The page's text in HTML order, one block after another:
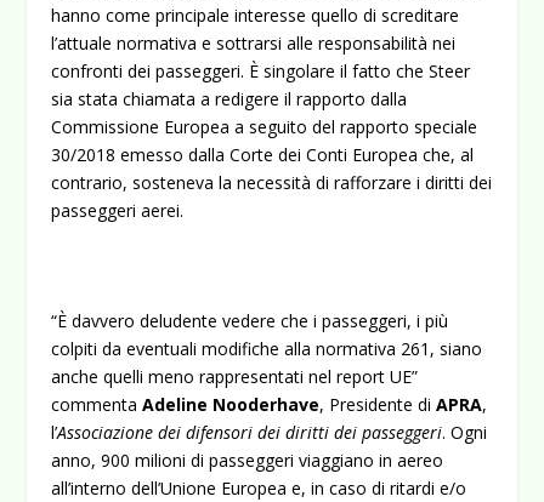
hanno come principale interesse quello di screditare
l’attuale normativa e sottrarsi alle responsabilità nei
confronti dei passeggeri. È singolare il fatto che Steer
sia stata chiamata a redigere il rapporto dalla
Commissione Europea a seguito delrapporto speciale
30/2018 emesso dalla Corte dei Conti Europea che, al
contrario, sosteneva la necessità di rafforzare i diritti dei
passeggeri aerei.
“È davvero deludente vedere che i passeggeri, i più
colpiti da eventuali modifiche alla normativa 261, siano
anche quelli meno rappresentati nel report UE”
commentaAdeline Nooderhave, Presidente diAPRA,
l’Associazione dei difensori dei diritti dei passeggeri. Ogni
anno, 900 milioni di passeggeri viaggiano in aereo
all’interno dell’Unione Europea e, in caso di ritardi e/o